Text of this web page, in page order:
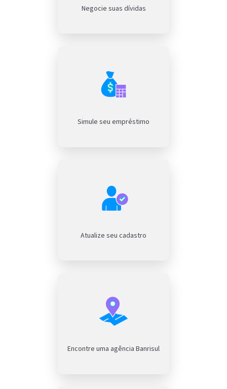
Negocie suas dívidas
Simule seu empréstimo
Atualize seu cadastro
Encontre uma agência Banrisul